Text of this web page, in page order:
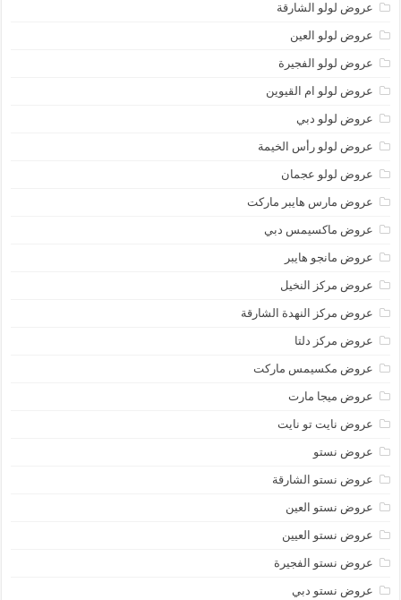
عروض لولو الشارقة
عروض لولو العين
عروض لولو الفجيرة
عروض لولو ام القيوين
عروض لولو دبي
عروض لولو رأس الخيمة
عروض لولو عجمان
عروض مارس هايبر ماركت
عروض ماكسيمس دبي
عروض مانجو هايبر
عروض مركز النخيل
عروض مركز النهدة الشارقة
عروض مركز دلتا
عروض مكسيمس ماركت
عروض ميجا مارت
عروض نايت تو نايت
عروض نستو
عروض نستو الشارقة
عروض نستو العين
عروض نستو العيين
عروض نستو الفجيرة
عروض نستو دبي